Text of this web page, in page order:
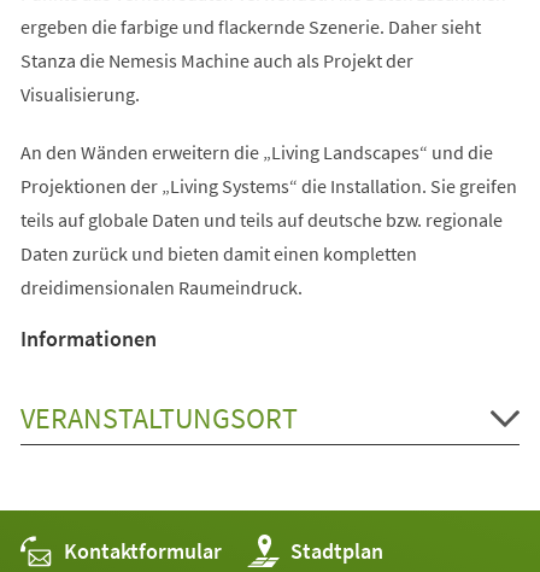
ergeben die farbige und flackernde Szenerie. Daher sieht
Stanza die Nemesis Machine auch als Projekt der
Visualisierung.
An den Wänden erweitern die „Living Landscapes“ und die
Projektionen der „Living Systems“ die Installation. Sie greifen
teils auf globale Daten und teils auf deutsche bzw. regionale
Daten zurück und bieten damit einen kompletten
dreidimensionalen Raumeindruck.
Informationen
VERANSTALTUNGSORT
Kontaktformular Stadtplan
(Öffnet